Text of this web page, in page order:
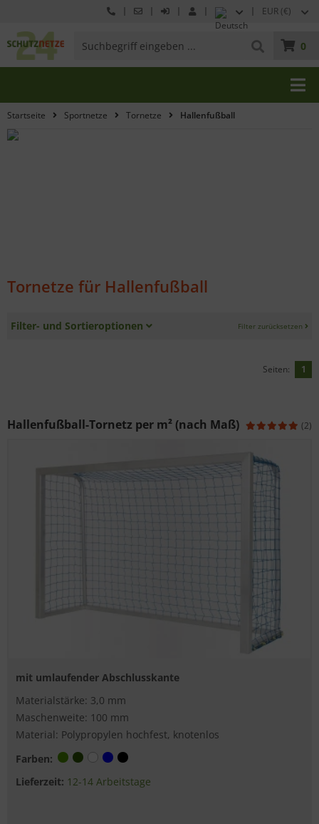
EUR (€)
0
Startseite Sportnetze Tornetze Hallenfußball
Tornetze für Hallenfußball
Filter- und Sortieroptionen Filter zurücksetzen
Seiten: 1
Hallenfußball-Tornetz per m² (nach Maß) (2)
mit umlaufender Abschlusskante
Materialstärke: 3,0 mm
Maschenweite: 100 mm
Material: Polypropylen hochfest, knotenlos
Farben:
Lieferzeit: 12-14 Arbeitstage